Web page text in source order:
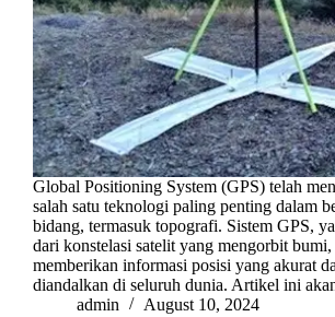
Global Positioning System (GPS) telah
salah satu teknologi paling penting dalam
bidang, termasuk topografi. Sistem GPS,
dari konstelasi satelit yang mengorbit bumi,
memberikan informasi posisi yang akurat
diandalkan di seluruh dunia. Artikel ini
admin
August 10, 2024